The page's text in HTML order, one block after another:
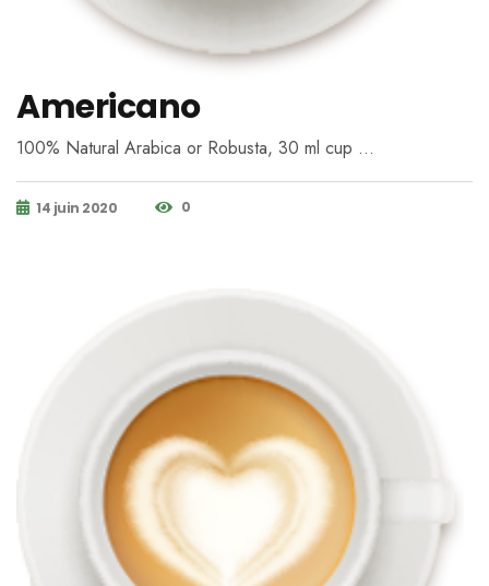
Americano
100% Natural Arabica or Robusta, 30 ml cup …
14 juin 2020 0